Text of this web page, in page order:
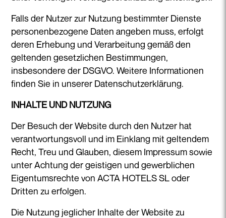
Falls der Nutzer zur Nutzung bestimmter Dienste
personenbezogene Daten angeben muss, erfolgt
deren Erhebung und Verarbeitung gemäß den
geltenden gesetzlichen Bestimmungen,
insbesondere der DSGVO. Weitere Informationen
finden Sie in unserer Datenschutzerklärung.
INHALTE UND NUTZUNG
Der Besuch der Website durch den Nutzer hat
verantwortungsvoll und im Einklang mit geltendem
Recht, Treu und Glauben, diesem Impressum sowie
unter Achtung der geistigen und gewerblichen
Eigentumsrechte von ACTA HOTELS SL oder
Dritten zu erfolgen.
Die Nutzung jeglicher Inhalte der Website zu